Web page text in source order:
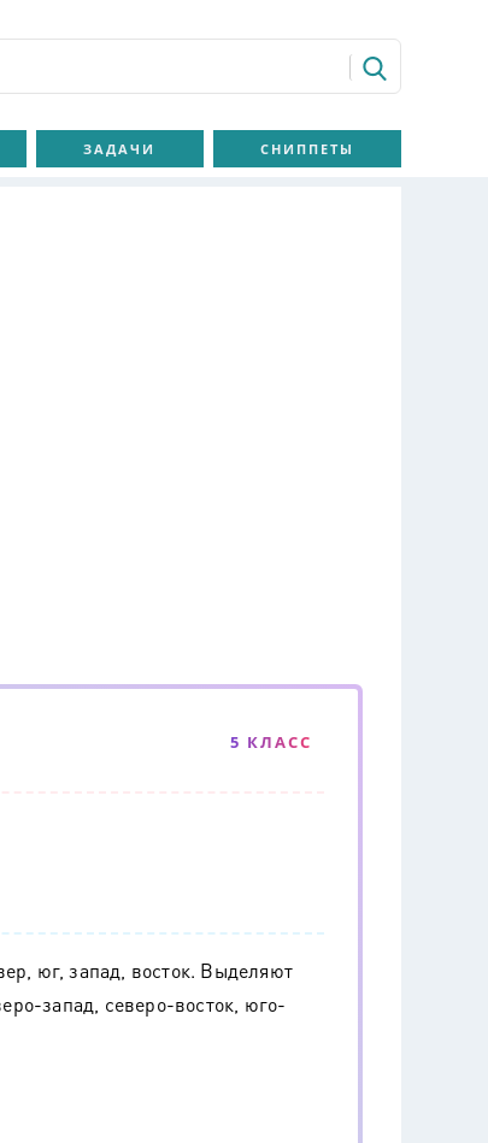
ЗАДАЧИ СНИППЕТЫ
5 КЛАСС
юг, запад, восток. Выделяют
запад, северо-восток, юго-